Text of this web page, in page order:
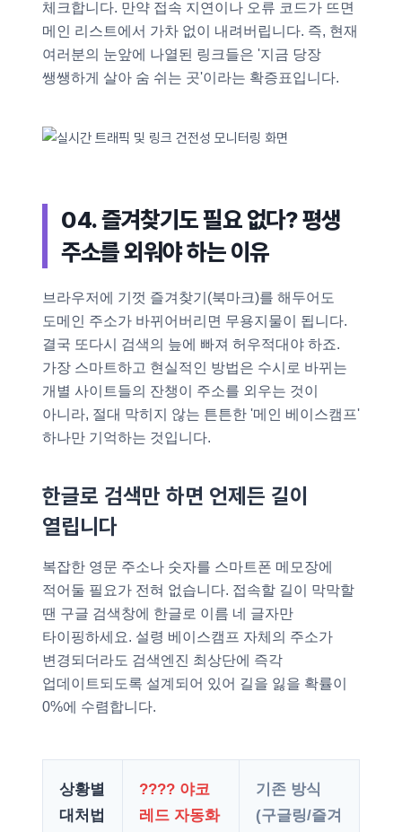
체크합니다. 만약 접속 지연이나 오류 코드가 뜨면
메인 리스트에서 가차 없이 내려버립니다. 즉, 현재
여러분의 눈앞에 나열된 링크들은 '지금 당장
쌩쌩하게 살아 숨 쉬는 곳'이라는 확증표입니다.
04. 즐겨찾기도 필요 없다? 평생
주소를 외워야 하는 이유
브라우저에 기껏 즐겨찾기(북마크)를 해두어도
도메인 주소가 바뀌어버리면 무용지물이 됩니다.
결국 또다시 검색의 늪에 빠져 허우적대야 하죠.
가장 스마트하고 현실적인 방법은 수시로 바뀌는
개별 사이트들의 잔챙이 주소를 외우는 것이
아니라, 절대 막히지 않는 튼튼한 '메인 베이스캠프'
하나만 기억하는 것입니다.
한글로 검색만 하면 언제든 길이
열립니다
복잡한 영문 주소나 숫자를 스마트폰 메모장에
적어둘 필요가 전혀 없습니다. 접속할 길이 막막할
땐 구글 검색창에 한글로 이름 네 글자만
타이핑하세요. 설령 베이스캠프 자체의 주소가
변경되더라도 검색엔진 최상단에 즉각
업데이트되도록 설계되어 있어 길을 잃을 확률이
0%에 수렴합니다.
상황별
대처법
???? 야코
레드 자동화
기존 방식
(구글링/즐겨